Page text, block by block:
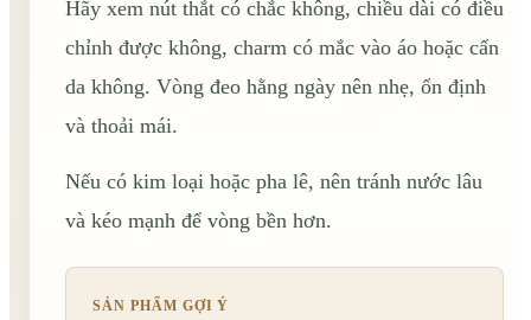
Hãy xem nút thắt có chắc không, chiều dài có điều
chỉnh được không, charm có mắc vào áo hoặc cấn
da không. Vòng đeo hằng ngày nên nhẹ, ổn định
và thoải mái.
Nếu có kim loại hoặc pha lê, nên tránh nước lâu
và kéo mạnh để vòng bền hơn.
SẢN PHẨM GỢI Ý